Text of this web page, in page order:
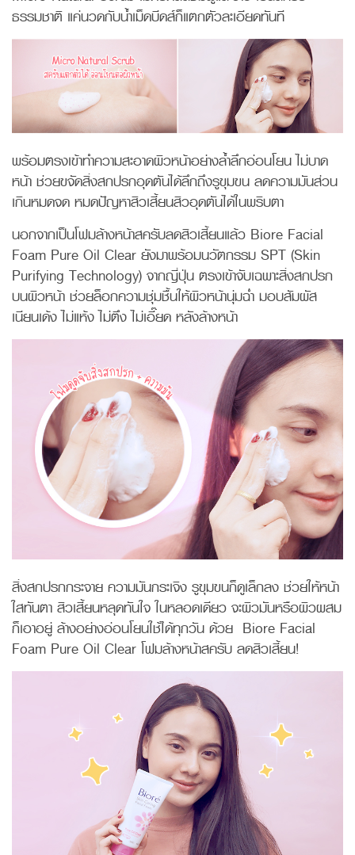
ธรรมชาติ แค่นวดกับน้ำเม็ดบีดส์ก็แตกตัวละเอียดทันที
พร้อมตรงเข้าทำความสะอาดผิวหน้าอย่างล้ำลึกอ่อนโยน ไม่บาด
หน้า ช่วยขจัดสิ่งสกปรกอุดตันได้ลึกถึงรูขุมขน ลดความมันส่วน
เกินหมดจด หมดปัญหาสิวเสี้ยนสิวอุดตันได้ในพริบตา
นอกจากเป็นโฟมล้างหน้าสครับลดสิวเสี้ยนแล้ว Biore Facial
Foam Pure Oil Clear ยังมาพร้อมนวัตกรรม SPT (Skin
Purifying Technology) จากญี่ปุ่น ตรงเข้าจับเฉพาะสิ่งสกปรก
บนผิวหน้า ช่วยล็อกความชุ่มชื้นให้ผิวหน้านุ่มฉ่ำ มอบสัมผัส
เนียนเด้ง ไม่แห้ง ไม่ตึง ไม่เอี๊ยด หลังล้างหน้า
สิ่งสกปรกกระจาย ความมันกระเจิง รูขุมขนก็ดูเล็กลง ช่วยให้หน้า
ใสทันตา สิวเสี้ยนหลุดทันใจ ในหลอดเดียว จะผิวมันหรือผิวผสม
ก็เอาอยู่ ล้างอย่างอ่อนโยนใช้ได้ทุกวัน ด้วย Biore Facial
Foam Pure Oil Clear โฟมล้างหน้าสครับ ลดสิวเสี้ยน!